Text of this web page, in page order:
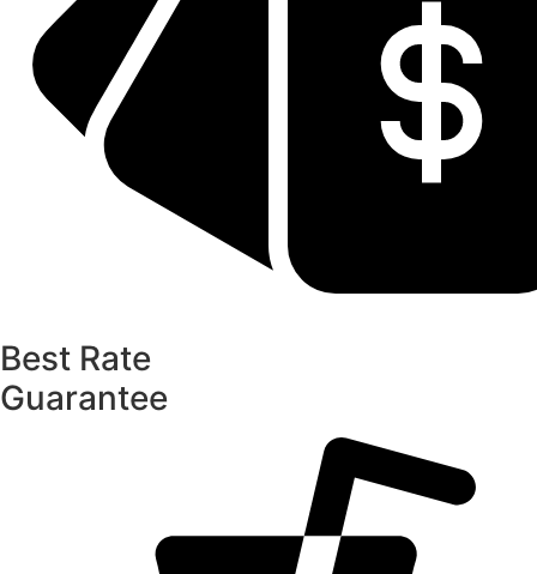
Best Rate
Guarantee